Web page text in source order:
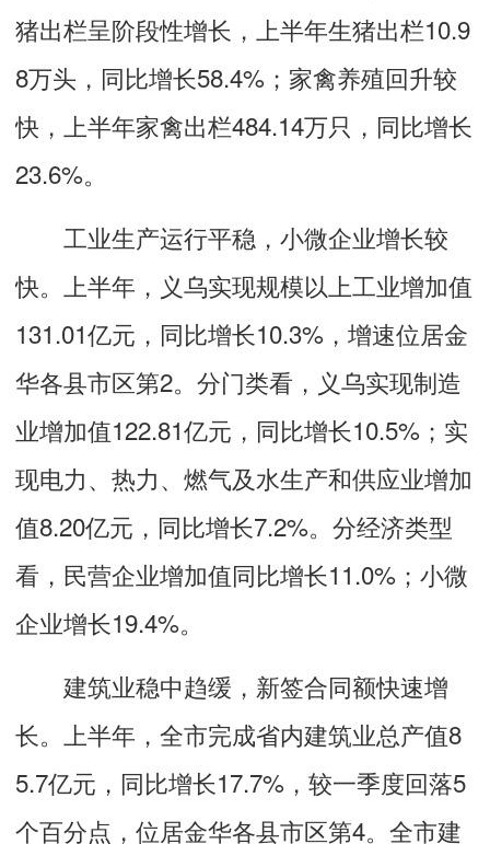
猪出栏呈阶段性增长，上半年生猪出栏10.9
8万头，同比增长58.4%；家禽养殖回升较
快，上半年家禽出栏484.14万只，同比增长
23.6%。
工业生产运行平稳，小微企业增长较
快。上半年，义乌实现规模以上工业增加值
131.01亿元，同比增长10.3%，增速位居金
华各县市区第2。分门类看，义乌实现制造
业增加值122.81亿元，同比增长10.5%；实
现电力、热力、燃气及水生产和供应业增加
值8.20亿元，同比增长7.2%。分经济类型
看，民营企业增加值同比增长11.0%；小微
企业增长19.4%。
建筑业稳中趋缓，新签合同额快速增
长。上半年，全市完成省内建筑业总产值8
5.7亿元，同比增长17.7%，较一季度回落5
个百分点，位居金华各县市区第4。全市建